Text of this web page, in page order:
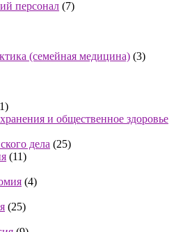
персонал (7)
(семейная медицина) (3)
и общественное здоровье
дела (25)
(11)
(4)
(25)